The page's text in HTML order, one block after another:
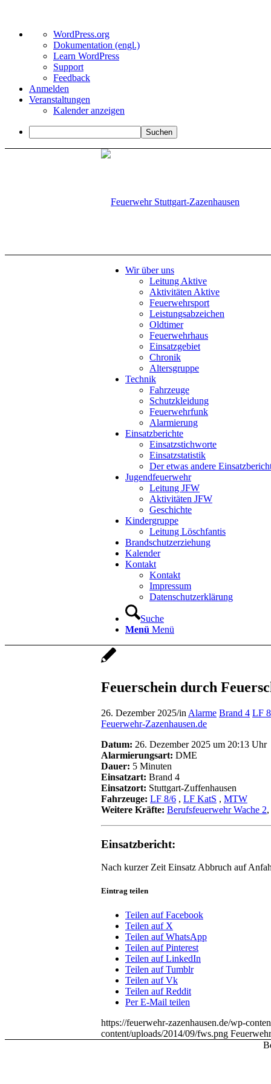
Über
WordPress
WordPress.org
Dokumentation (engl.)
Learn WordPress
Support
Feedback
Anmelden
Veranstaltungen
Kalender anzeigen
Suchen
Wir über uns
Leitung Aktive
Aktivitäten Aktive
Feuerwehrsport
Leistungsabzeichen
Oldtimer
Feuerwehrhaus
Einsatzgebiet
Chronik
Altersgruppe
Technik
Fahrzeuge
Schutzkleidung
Feuerwehrfunk
Alarmierung
Einsatzberichte
Einsatzstichworte
Einsatzstatistik
Der etwas andere
Jugendfeuerwehr
Leitung JFW
Aktivitäten JFW
Geschichte
Kindergruppe
Leitung Löschfantis
Brandschutzerziehung
Kalender
Kontakt
Kontakt
Impressum
Datenschutzerklärung
Suche
Menü Menü
Feuerschein durch
26. Dezember 2025/in Alarme Brand 4 LF
Feuerwehr-Zazenhausen.de
Datum: 26. Dezember 2025 um 20:13 Uhr
Alarmierungsart: DME
Dauer: 5 Minuten
Einsatzart: Brand 4
Einsatzort: Stuttgart-Zuffenhausen
Fahrzeuge: LF 8/6 , LF KatS , MTW
Weitere Kräfte: Berufsfeuerwehr Wache 2,
Einsatzbericht:
Nach kurzer Zeit Einsatz Abbruch auf
Eintrag teilen
Teilen auf Facebook
Teilen auf X
Teilen auf WhatsApp
Teilen auf Pinterest
Teilen auf LinkedIn
Teilen auf Tumblr
Teilen auf Vk
Teilen auf Reddit
Per E-Mail teilen
https://feuerwehr-zazenhausen.de/wp-
content/uploads/2014/09/fws.png